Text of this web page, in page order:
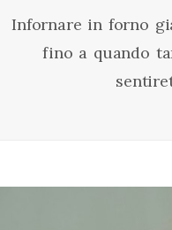
Infornare in forno
fino a quando